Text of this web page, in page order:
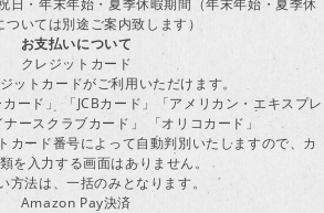
日・年末年始・夏季休暇期間（年末年始・夏季休
ついては別途ご案内致します）
お支払いについて
クレジットカード
ットカードがご利用いただけます。
カード」 「JCBカード」「アメリカン・エキスプレ
ースクラブカード」 「オリコカード」
カード番号によって自動判別いたしますので、カ
を入力する画面はありません。
方法は、一括のみとなります。
Amazon Pay決済